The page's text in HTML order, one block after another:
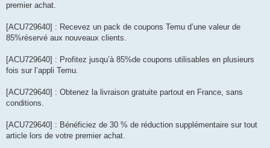
premier achat.
[ACU729640] : Recevez un pack de coupons Temu d’une valeur de
85%réservé aux nouveaux clients.
[ACU729640] : Profitez jusqu’à 85%de coupons utilisables en plusieurs
fois sur l’appli Temu.
[ACU729640] : Obtenez la livraison gratuite partout en France, sans
conditions.
[ACU729640] : Bénéficiez de 30 % de réduction supplémentaire sur tout
article lors de votre premier achat.